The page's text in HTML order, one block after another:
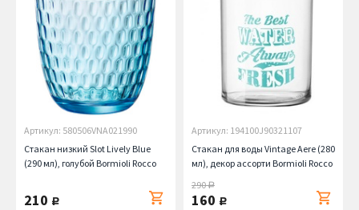
Артикул: 580506VNA021990
Стакан низкий Slot Lively Blue
(290 мл), голубой Bormioli Rocco
210 руб.
Артикул: 194100J90321107
Стакан для воды Vintage Aere (280
мл), декор ассорти Bormioli Rocco
290руб.
160 руб.